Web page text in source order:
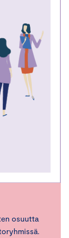
osuutta